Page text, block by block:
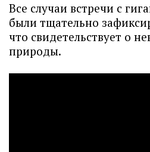
Все случаи встречи с
были тщательно
что свидетельствует о
природы.